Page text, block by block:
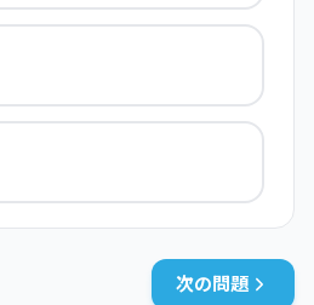
次の問題